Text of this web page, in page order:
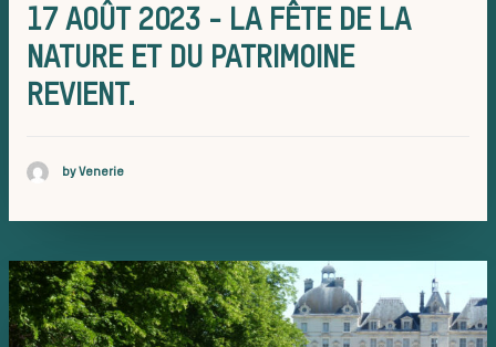
Les missions de la Société de
Assister à une chasse à
d’une
17 AOÛT 2023 - LA FÊTE DE LA
NATURE ET DU PATRIMOINE
REVIENT.
by Venerie